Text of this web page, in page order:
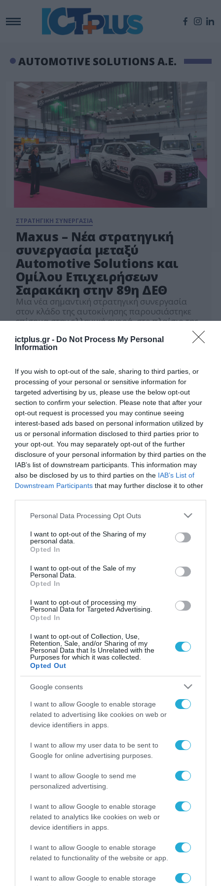
ictplus.gr - Do Not Process My Personal
Information
If you wish to opt-out of the sale, sharing to third parties, or
processing of your personal or sensitive information for
targeted advertising by us, please use the below opt-out
section to confirm your selection. Please note that after your
opt-out request is processed you may continue seeing
interest-based ads based on personal information utilized by
us or personal information disclosed to third parties prior to
your opt-out. You may separately opt-out of the further
disclosure of your personal information by third parties on the
IAB’s list of downstream participants. This information may
also be disclosed by us to third parties on the IAB’s List of
Downstream Participants that may further disclose it to other
Please note that this website/app uses one or more Google
not limited to your visit or usage behaviour. You may click to
grant or deny consent to Google and its third-party tags to
use your data for below specified purposes in below Google
consent section.
Personal Data Processing Opt Outs
I want to opt-out of the Sharing of my
personal data.
Opted In
I want to opt-out of the Sale of my
Personal Data.
Opted In
I want to opt-out of processing my
Personal Data for Targeted Advertising.
Opted In
I want to opt-out of Collection, Use,
Retention, Sale, and/or Sharing of my
Personal Data that Is Unrelated with the
Purposes for which it was collected.
Opted Out
Google consents
I want to allow Google to enable storage
related to advertising like cookies on web or
device identifiers in apps.
I want to allow my user data to be sent to
Google for online advertising purposes.
I want to allow Google to send me
personalized advertising.
I want to allow Google to enable storage
related to analytics like cookies on web or
device identifiers in apps.
I want to allow Google to enable storage
related to functionality of the website or app.
I want to allow Google to enable storage
AUTOMOTIVE SOLUTIONS A.E.
ΣΤΡΑΤΗΓΙΚΗ ΣΥΝΕΡΓΑΣΙΑ
Maxus – Νέα στρατηγική
συνεργασία μεταξύ
Automotive Solutions και
Ομίλου Επιχειρήσεων
Σαρακάκη στην 89η ΔΕΘ
Μια νέα σημαντική στρατηγική συνεργασία
στον κλάδο της αυτοκίνησης παρουσιάστηκε
επίσημα στην ελληνική αγορά, στο πλαίσιο της
Automotive Solutions A.E., εταιρεία του Ομίλου
Motor Oil, αναλαμβάνει την αποκλειστική
Maxus στην Ελλάδα. Παράλληλα
ανακοινώνεται η συνεργασία με τον Όμιλο
Επιχειρήσεων Σαρακάκη, έναν από τους πιο
ιστορικούς […]
ΡΟΗ ΕΙΔΗΣΕΩΝ
Το χρηματοδοτούμενο
από την ΕΕ έργο “The
Gaming Police”
ενισχύει την ασφάλεια
των παιδιών στο
διαδίκτυο
ΑΑΔΕ: Διευκρινίσεις
παραβάσεις που
αφορούν τους ΦΗΜ
31.07.2026
Σ. Καλαφάτης: «Η
Τεχνητή Νοημοσύνη
δεν είναι απλώς μια
νέα τεχνολογία, είναι
μια νέα βιομηχανική
επανάσταση»
31.07.2026
για τη χρηματοδότηση